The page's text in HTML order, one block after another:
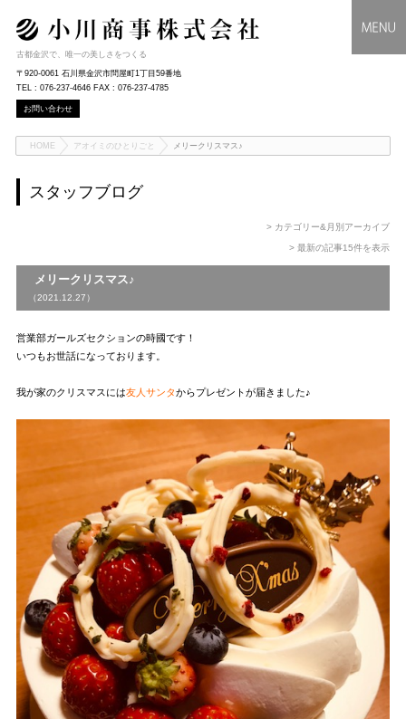
古都金沢で、唯一の美しさをつくる
〒920-0061 石川県金沢市問屋町1丁目59番地
TEL : 076-237-4646 FAX : 076-237-4785
お問い合わせ
HOME アオイミのひとりごと メリークリスマス♪
スタッフブログ
> カテゴリー&月別アーカイブ
> 最新の記事15件を表示
メリークリスマス♪
（2021.12.27）
営業部ガールズセクションの時國です！
いつもお世話になっております。
我が家のクリスマスには友人サンタからプレゼントが届きました♪